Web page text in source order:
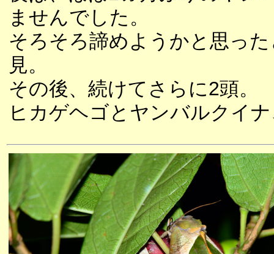
ませんでした。
そろそろ諦めようかと思っ
見。
その後、続けてさらに2頭。
ヒカゲヘゴとヤンバルクイ